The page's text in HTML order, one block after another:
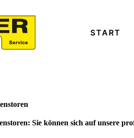
START
Sie können sich auf unsere